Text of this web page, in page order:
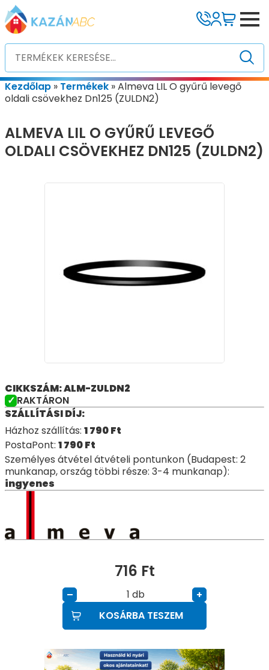
Kezdőlap » Termékek »Almeva LIL O gyűrű levegő
oldali csövekhez Dn125 (ZULDN2)
ALMEVA LIL O GYŰRŰ LEVEGŐ
OLDALI CSÖVEKHEZ DN125 (ZULDN2)
CIKKSZÁM: ALM-ZULDN2
RAKTÁRON
SZÁLLÍTÁSI DÍJ:
Házhoz szállítás: 1 790Ft
PostaPont: 1 790Ft
Személyes átvétel átvételi pontunkon (Budapest: 2
munkanap, ország többi része: 3-4 munkanap):
ingyenes
716 Ft
– db
+
KOSÁRBA TESZEM